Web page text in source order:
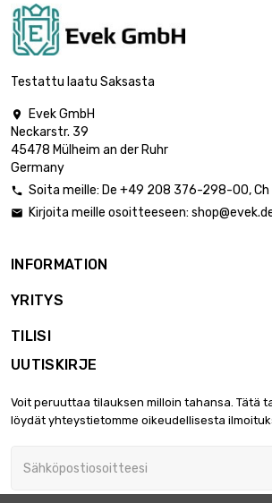
Testattu laatu Saksasta

Evek GmbH
Neckarstr. 39
45478 Mülheim an der Ruhr
Germany
 Soita meille: De +49 208 376-298-00, Ch
 Kirjoita meille osoitteeseen:
INFORMATION
YRITYS
TILISI
UUTISKIRJE
Voit peruuttaa tilauksen milloin tahansa. Tätä
löydät yhteystietomme oikeudellisesta